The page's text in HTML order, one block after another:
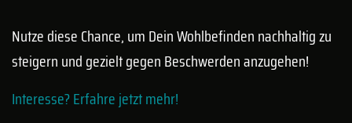
Nutze diese Chance, um Dein Wohlbefinden nachhaltig zu
steigern und gezielt gegen Beschwerden anzugehen!
Interesse? Erfahre jetzt mehr!